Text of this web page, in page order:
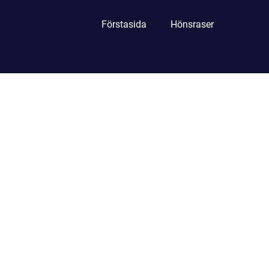
Förstasida Hönsraser